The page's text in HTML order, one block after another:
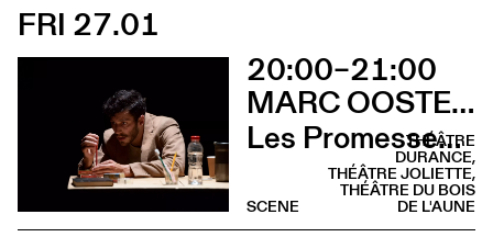
FRI 27.01
20:00–21:00
MARC OOSTERHOFF
Les Promesses de l’incertitude
THÉÂTRE
DURANCE,
THÉÂTRE JOLIETTE,
THÉÂTRE DU BOIS
DE L'AUNE
SCENE